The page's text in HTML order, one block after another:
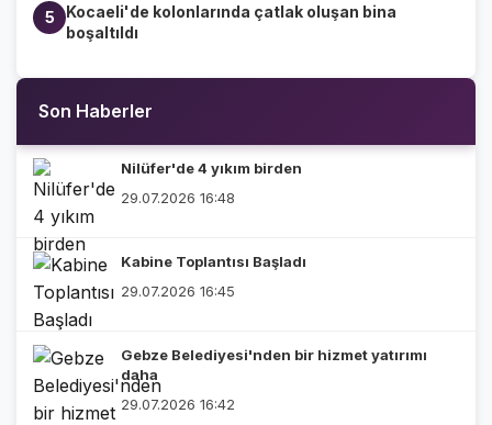
5
Kocaeli'de kolonlarında çatlak oluşan bina
boşaltıldı
Son Haberler
Nilüfer'de 4 yıkım birden
29.07.2026 16:48
Kabine Toplantısı Başladı
29.07.2026 16:45
Gebze Belediyesi'nden bir hizmet yatırımı
daha
29.07.2026 16:42